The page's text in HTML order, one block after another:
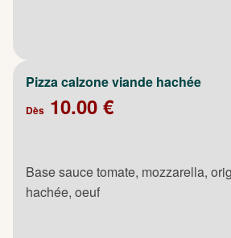
Pizza calzone viande hachée
Dès 10.00 €
Base sauce tomate, mozzarella,
hachée, oeuf